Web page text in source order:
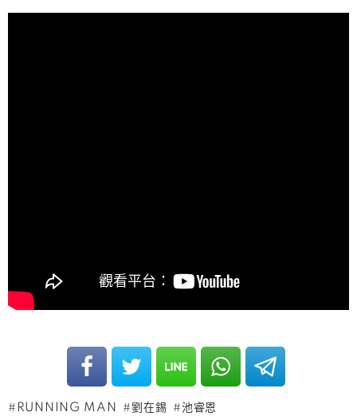
RUNNING MAN 劉在錫 池睿恩